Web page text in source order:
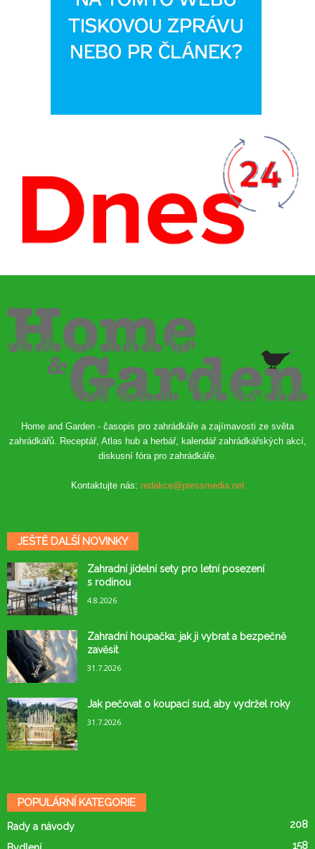
Home and Garden - časopis pro zahrádkáře a zajímavosti ze světa
zahrádkářů. Receptář, Atlas hub a herbář, kalendář zahrádkářských akcí,
diskusní fóra pro zahrádkáře.
Kontaktujte nás: redakce@pressmedia.net
JEŠTĚ DALŠÍ NOVINKY
Zahradní jídelní sety pro letní posezení
s rodinou
4.8.2026
Zahradní houpačka: jak ji vybrat a bezpečně
zavěsit
31.7.2026
Jak pečovat o koupací sud, aby vydržel roky
31.7.2026
POPULÁRNÍ KATEGORIE
Rady a návody 208
158